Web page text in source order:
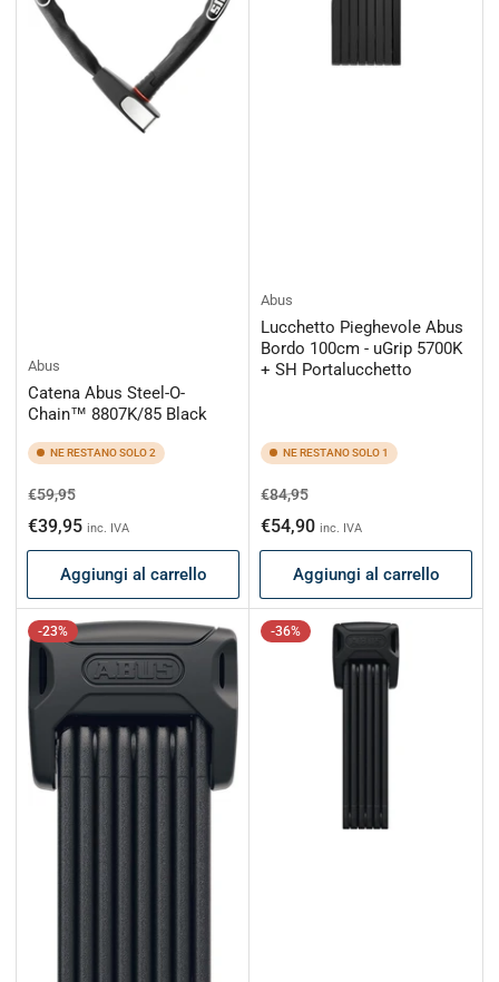
Abus
Catena Abus Steel-O-
Chain™ 8807K/85 Black
NE RESTANO SOLO 2
Prezzo
di
listino
€59,95Prezzo
scontato
€39,95 inc. IVA
Aggiungi al carrello
Abus
Lucchetto Pieghevole Abus
Bordo 100cm - uGrip 5700K
+ SH Portalucchetto
NE RESTANO SOLO 1
Prezzo
di
listino
€84,95Prezzo
scontato
€54,90 inc. IVA
Aggiungi al carrello
-23% -36%